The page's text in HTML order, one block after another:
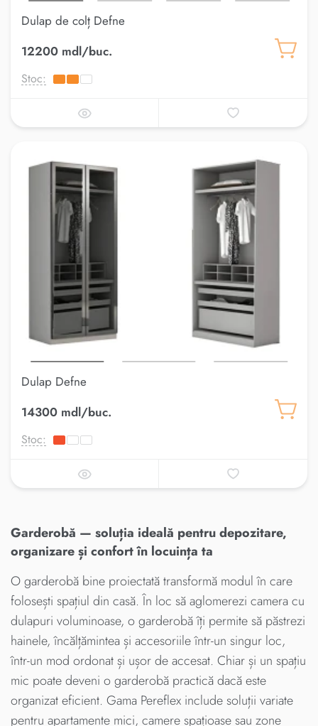
Dulap de colț Defne
12200 mdl/buc.
Stoc:
Dulap Defne
14300 mdl/buc.
Stoc:
Garderobă — soluția ideală pentru depozitare,
organizare și confort în locuința ta
O garderobă bine proiectată transformă modul în care
folosești spațiul din casă. În loc să aglomerezi camera cu
dulapuri voluminoase, o garderobă îți permite să păstrezi
hainele, încălțămintea și accesoriile într-un singur loc,
într-un mod ordonat și ușor de accesat. Chiar și un spațiu
mic poate deveni o garderobă practică dacă este
organizat eficient. Gama Pereflex include soluții variate
pentru apartamente mici, camere spațioase sau zone